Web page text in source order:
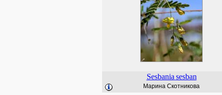
Sesbania sesban
Марина Скотникова